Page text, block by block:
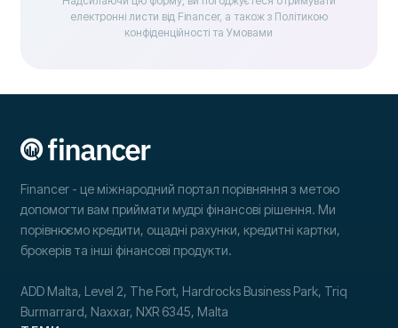
електронні листи від Financer, а також з Політикою
конфіденційності та Умовами
Financer - це міжнародний портал порівняння з метою
допомогти вам приймати мудрі фінансові рішення. Ми
порівнюємо кредити, ощадні рахунки, кредитні картки,
брокерів та інші фінансові продукти.
ADD Malta, Level 2, The Fort, Hardrocks Business Park, Triq
Burmarrard, Naxxar, NXR 6345, Malta